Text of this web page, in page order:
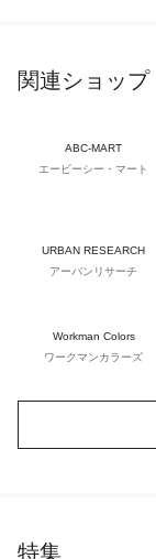
関連ショップ
ABC-MART
エービーシー・マート
URBAN RESEARCH
アーバンリサーチ
Workman Colors
ワークマンカラーズ
特集